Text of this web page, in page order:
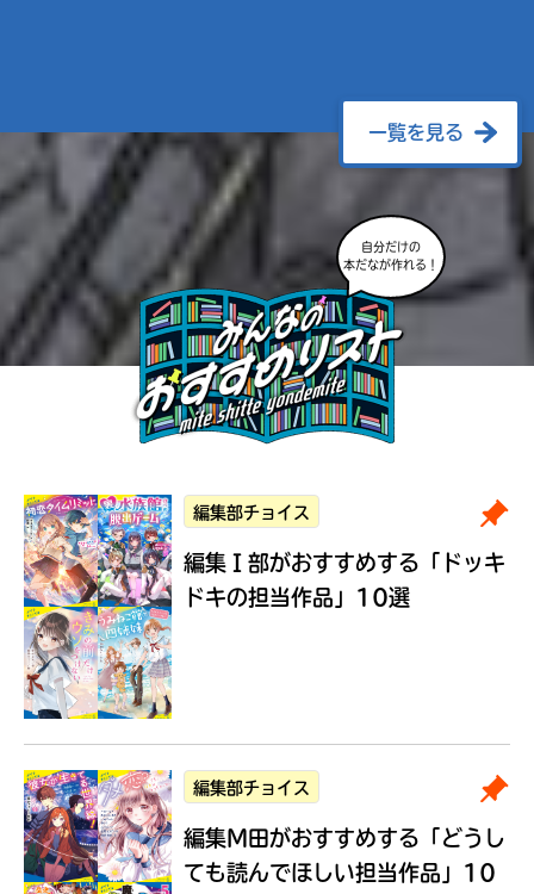
一覧を見る
自分だけの
本だなが作れる！
編集部チョイス
編集Ｉ部がおすすめする 「ドッキ
ドキの担当作品」10選
編集部チョイス
編集M田がおすすめする 「どうし
ても読んでほしい担当作品」10